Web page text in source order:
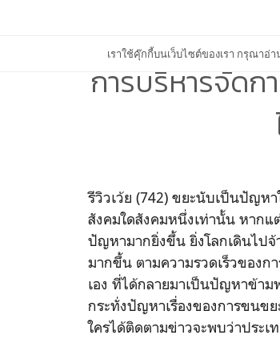
เราใช้คุ๊กกี้บนเว็บไซต์ของเรา กรุณาอ่
การบริหารจัดก
รีวิวเว้ย (742) ขยะนับเป็นปัญห
สังคมใดสังคมหนึ่งเท่านั้น หาก
ปัญหามากยิ่งขึ้น ยิ่งโลกเดินไปจ้
มากขึ้น ตามความรวดเร็วของ
เอง ที่ได้กลายมาเป็นปัญหาข้าม
กระทั่งปัญหาเรื่องของการขนข
ใครได้ติดตามข่าวจะพบว่าประ